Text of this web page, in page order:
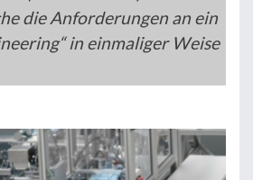
die Anforderungen an ein
in einmaliger Weise